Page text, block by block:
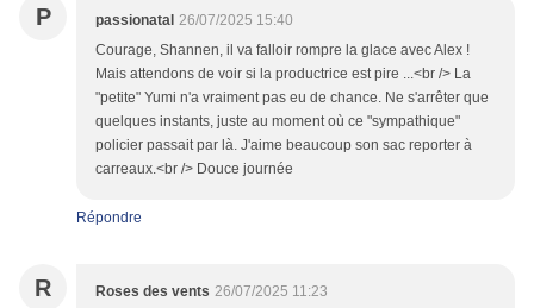
P passionatal 26/07/2025 15:40
Courage, Shannen, il va falloir rompre la glace avec Alex !
Mais attendons de voir si la productrice est pire ...<br /> La
"petite" Yumi n'a vraiment pas eu de chance. Ne s'arrêter que
quelques instants, juste au moment où ce "sympathique"
policier passait par là. J'aime beaucoup son sac reporter à
carreaux.<br /> Douce journée
Répondre
R Roses des vents 26/07/2025 11:23